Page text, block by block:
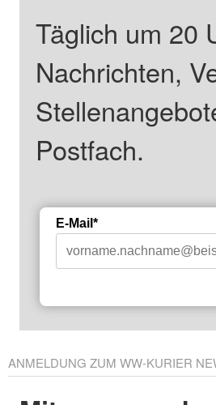
Täglich um 20
Nachrichten,
Postfach.
E-Mail*
ANMELDUNG ZUM WW-KURIER